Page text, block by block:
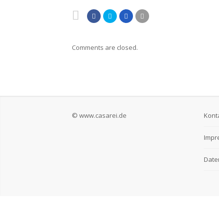
Comments are closed.
© www.casarei.de